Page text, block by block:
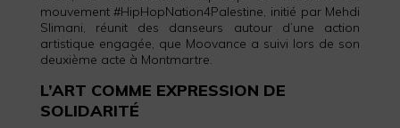
mouvement #HipHopNation4Palestine, initié par Mehdi
Slimani, réunit des danseurs autour d’une action
artistique engagée, que Moovance a suivi lors de son
deuxième acte à Montmartre.
L’ART COMME EXPRESSION DE
SOLIDARITÉ